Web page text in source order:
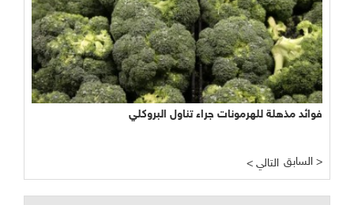
فوائد مذهلة للهرمونات جراء تناول البروكلي
< التالي السابق >